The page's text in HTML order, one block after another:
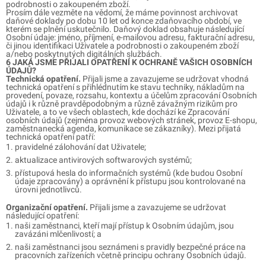
podrobnosti o zakoupeném zboží.
Prosím dále vezměte na vědomí, že máme povinnost archivovat
daňové doklady po dobu 10 let od konce zdaňovacího období, ve
kterém se plnění uskutečnilo. Daňový doklad obsahuje následující
Osobní údaje: jméno, příjmení, e-mailovou adresu, fakturační adresu,
či jinou identifikaci Uživatele a podrobnosti o zakoupeném zboží
a/nebo poskytnutých digitálních službách.
6 JAKÁ JSME PŘIJALI OPATŘENÍ K OCHRANĚ VAŠICH OSOBNÍCH
ÚDAJŮ?
Technická opatření. Přijali jsme a zavazujeme se udržovat vhodná
technická opatření s přihlédnutím ke stavu techniky, nákladům na
provedení, povaze, rozsahu, kontextu a účelům zpracování Osobních
údajů i k různě pravděpodobným a různě závažným rizikům pro
Uživatele, a to ve všech oblastech, kde dochází ke Zpracování
osobních údajů (zejména provoz webových stránek, provoz E-shopu,
zaměstnanecká agenda, komunikace se zákazníky). Mezi přijatá
technická opatření patří:
pravidelné zálohování dat Uživatele;
aktualizace antivirových softwarových systémů;
přístupová hesla do informačních systémů (kde budou Osobní
údaje zpracovány) a oprávnění k přístupu jsou kontrolované na
úrovni jednotlivců.
Organizační opatření. Přijali jsme a zavazujeme se udržovat
následující opatření:
naši zaměstnanci, kteří mají přístup k Osobním údajům, jsou
zavázáni mlčenlivostí; a
naši zaměstnanci jsou seznámeni s pravidly bezpečné práce na
pracovních zařízeních včetně principu ochrany Osobních údajů.